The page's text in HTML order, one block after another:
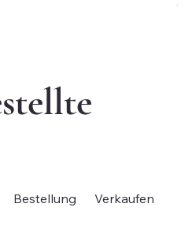
Bestellung Verkaufen